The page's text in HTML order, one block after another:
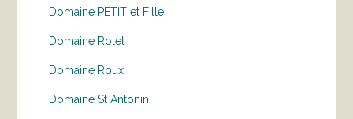
Domaine PETIT et Fille
Domaine Rolet
Domaine Roux
Domaine St Antonin